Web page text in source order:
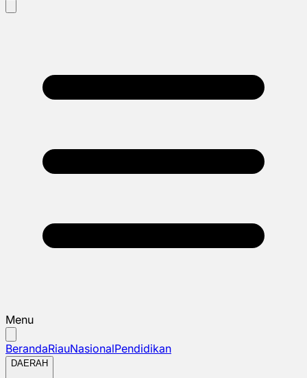
Menu
BerandaRiauNasionalPendidikan
DAERAH